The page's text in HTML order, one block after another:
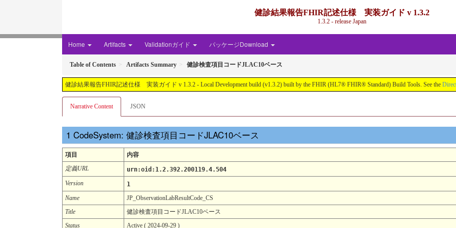
健診結果報告FHIR記述仕様 実装ガイド v 1.3.2
1.3.2 - release Japan
Home Artifacts Validationガイド パッケージDownload
Table of Contents Artifacts Summary 健診検査項目コードJLAC10ベース
健診結果報告FHIR記述仕様 実装ガイド v 1.3.2 - Local Development build (v1.3.2) built by the FHIR (HL7® FHIR® Standard) Build Tools. See the
Narrative Content JSON
CodeSystem: 健診検査項目コードJLAC10ベース
項目
内容
定義URL
urn:oid:1.2.392.200119.4.504
Version
1
Name
JP_ObservationLabResultCode_CS
Title
健診検査項目コードJLAC10ベース
Status
Active ( 2024-09-29 )